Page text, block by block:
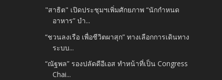
"สาธิต" เปิดประชุมฯเพิ่มศักยภาพ “นักกำหนด
อาหาร” บำ...
“ชวนลงเรือ เพื่อชีวิตผาสุก” ทางเลือกการเดินทาง
ระบบ...
“ณัฐพล” รองปลัดดีอีเอส ทำหน้าที่เป็น Congress
Chai...